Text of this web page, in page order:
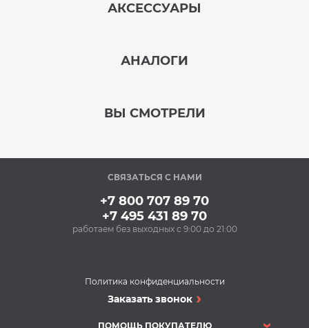
АКСЕССУАРЫ
подставки BON BN-
610-1 (1 компл.)
588 Р
АНАЛОГИ
Сушильная машина
BOSCH wtb 66211 oe
ВЫ СМОТРЕЛИ
В наличии
СВЯЗАТЬСЯ С НАМИ
+7 800 707 89 70
+7 495 431 89 70
работаем без выходных с 9:00 до 21:00
Политика конфиденциальности
Заказать звонок
ПОМОЩЬ ПОКУПАТЕЛЮ